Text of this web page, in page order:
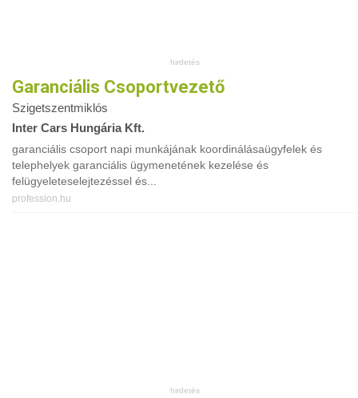
Garanciális Csoportvezető
Szigetszentmiklós
Inter Cars Hungária Kft.
garanciális csoport napi munkájának koordinálásaügyfelek és
telephelyek garanciális ügymenetének kezelése és
felügyeleteselejtezéssel és...
profession.hu